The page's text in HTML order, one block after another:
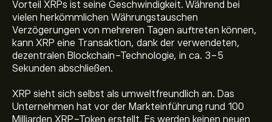
Vorteil XRPs ist seine Geschwindigkeit. Während bei
vielen herkömmlichen Währungstauschen
Verzögerungen von mehreren Tagen auftreten können,
kann XRP eine Transaktion, dank der verwendeten,
dezentralen Blockchain-Technologie, in ca. 3-5
Sekunden abschließen.
XRP sieht sich selbst als umweltfreundlich an. Das
Unternehmen hat vor der Markteinführung rund 100
Milliarden XRP-Token erstellt. Es werden keinen neuen